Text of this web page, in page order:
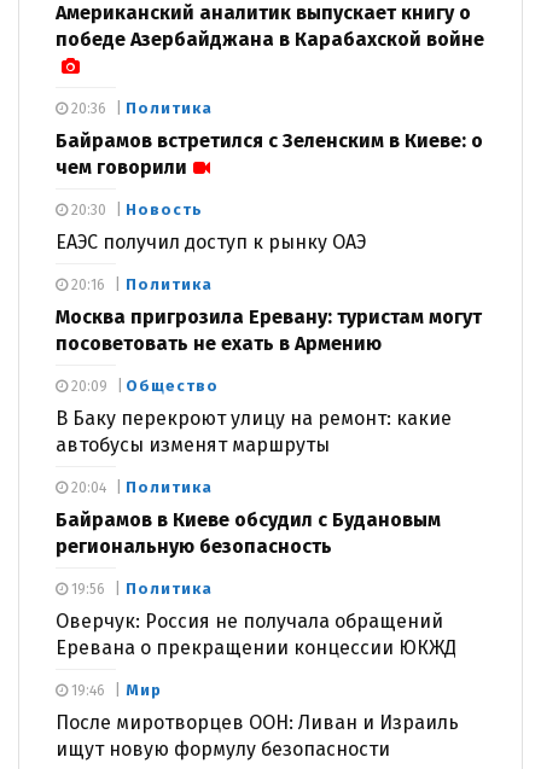
Американский аналитик выпускает книгу о
победе Азербайджана в Карабахской войне
Политика
Байрамов встретился с Зеленским в Киеве: о
чем говорили
20:36
Новость
ЕАЭС получил доступ к рынку ОАЭ
20:30
Политика
Москва пригрозила Еревану: туристам могут
посоветовать не ехать в Армению
20:16
Общество
В Баку перекроют улицу на ремонт: какие
автобусы изменят маршруты
20:09
Политика
Байрамов в Киеве обсудил с Будановым
региональную безопасность
20:04
Политика
Оверчук: Россия не получала обращений
Еревана о прекращении концессии ЮКЖД
19:56
Мир
После миротворцев ООН: Ливан и Израиль
ищут новую формулу безопасности
19:46